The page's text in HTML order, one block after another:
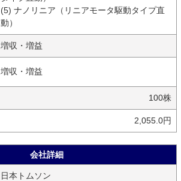
(5) ナノリニア（リニアモータ駆動タイプ直
動）
増収・増益
増収・増益
100株
2,055.0円
会社詳細
日本トムソン